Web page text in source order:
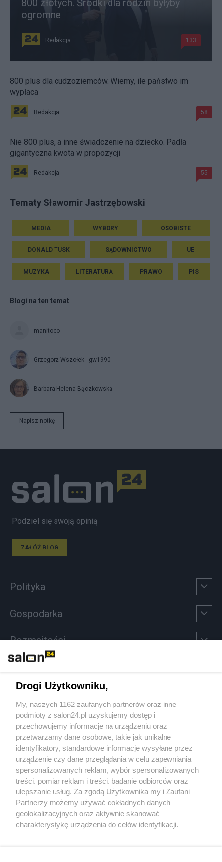
800 złotych. Środki dla rodzin byłyby
ogromne
Redakcja 133
800 plus dla cudzoziemców. Wiemy, ile państwo im
wypłaca
Redakcja 58
Nie 800 plus, a inne świadczenie na dziecko. Padła
gigantyczna kwota w propozycji
Redakcja 55
Tematy Sławomir Jastrzębowski
MEDIA WYBORY OSOBISTE
DONALD TUSK SĄDOWNICTWO UE
MUZYKA LITERATURA PRAWO PIS
Blogi na ten temat
manitooo
Grzegorz Wszołek - gw1990
Barbara Helena Bączkowska
Napisz notkę
Podziel się swoją opinią
ZAŁÓŻ BLOG
Polityka
Gospodarka
Rozmaitości
Sport
Społeczeństwo
Kultura
X Facebook Instagram Youtube
Drogi Użytkowniku,
My, naszych 1162 zaufanych partnerów oraz inne
podmioty z salon24.pl uzyskujemy dostęp i
przechowujemy informacje na urządzeniu oraz
przetwarzamy dane osobowe, takie jak unikalne
identyfikatory, standardowe informacje wysyłane przez
urządzenie czy dane przeglądania w celu zapewniania
spersonalizowanych reklam, wybór spersonalizowanych
treści, pomiar reklam i treści, badanie odbiorców oraz
ulepszanie usług. Za zgodą Użytkownika my i Zaufani
Partnerzy możemy używać dokładnych danych
geolokalizacyjnych oraz aktywnie skanować
charakterystykę urządzenia do celów identyfikacji.